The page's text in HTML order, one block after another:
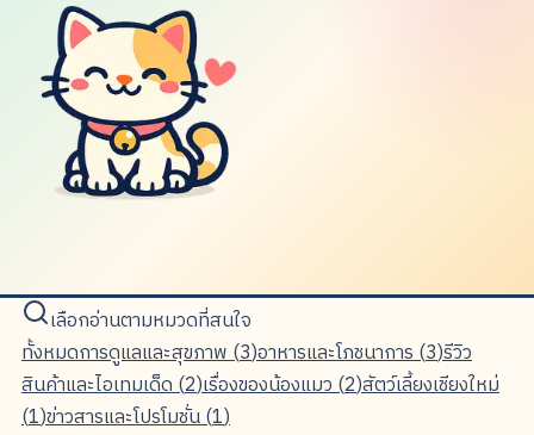
เลือกอ่านตามหมวดที่สนใจ
ทั้งหมดการดูแลและสุขภาพ(3)อาหารและโภชนาการ(3)รีวิว
สินค้าและไอเทมเด็ด(2)เรื่องของน้องแมว(2)สัตว์เลี้ยงเชียงใหม่
(1)ข่าวสารและโปรโมชั่น(1)